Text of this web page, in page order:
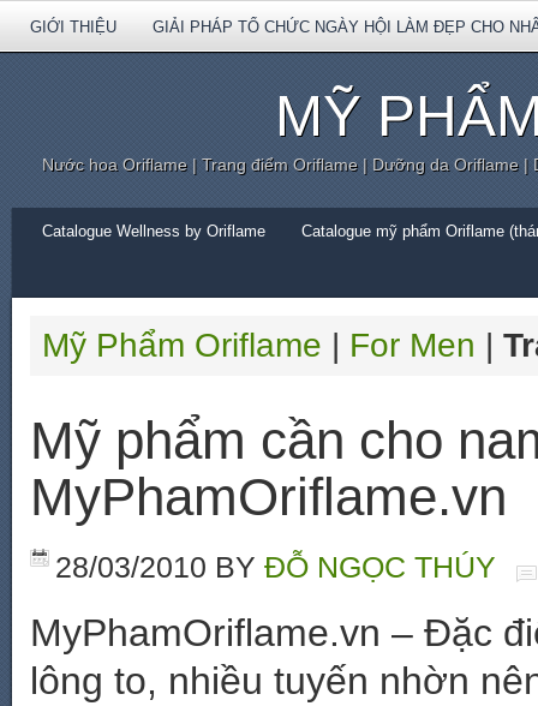
GIỚI THIỆU GIẢI PHÁP TỔ CHỨC NGÀY HỘI LÀM ĐẸP CHO
MỸ
Nước hoa Oriflame | Trang điểm Oriflame | Dưỡng da Oriflame
Catalogue Wellness by Oriflame Catalogue mỹ phẩm Oriflame
Mỹ Phẩm Oriflame | For Men |
Mỹ phẩm cần cho
MyPhamOriflame.vn
28/03/2010 BY ĐỖ NGỌC THÚY
MyPhamOriflame.vn – Đặc
lông to, nhiều tuyến nhờn